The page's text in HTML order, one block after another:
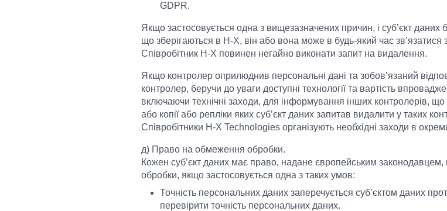
GDPR.
Якщо застосовується одна з вищезазначених причин, і суб’єкт
що зберігаються в H-X, він або вона може в будь-який час зв’язатися
Співробітник H-X повинен негайно виконати запит на видалення.
Якщо контролер оприлюднив персональні дані та зобов’язаний
контролер, беручи до уваги доступні технології та вартість
включаючи технічні заходи, для інформування інших контролерів,
або копії або репліки яких суб’єкт даних запитав видалити у таких
Співробітники H-X Technologies організують необхідні заходи в
д) Право на обмеження обробки.
Кожен суб’єкт даних має право, надане європейським
обробки, якщо застосовується одна з таких умов:
Точність персональних даних заперечується суб’єктом даних
перевірити точність персональних даних.